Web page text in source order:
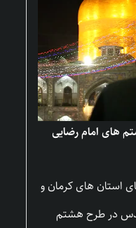
های امام رضایی
استان های کرمان و
در طرح هشتم